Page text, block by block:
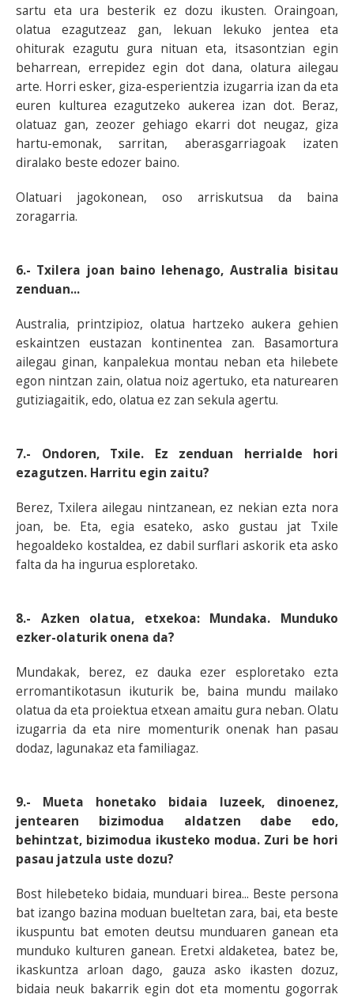
sartu eta ura besterik ez dozu ikusten. Oraingoan,
olatua ezagutzeaz gan, lekuan lekuko jentea eta
ohiturak ezagutu gura nituan eta, itsasontzian egin
beharrean, errepidez egin dot dana, olatura ailegau
arte. Horri esker, giza-esperientzia izugarria izan da eta
euren kulturea ezagutzeko aukerea izan dot. Beraz,
olatuaz gan, zeozer gehiago ekarri dot neugaz, giza
hartu-emonak, sarritan, aberasgarriagoak izaten
diralako beste edozer baino.
Olatuari jagokonean, oso arriskutsua da baina
zoragarria.
6.- Txilera joan baino lehenago, Australia bisitau
zenduan...
Australia, printzipioz, olatua hartzeko aukera gehien
eskaintzen eustazan kontinentea zan. Basamortura
ailegau ginan, kanpalekua montau neban eta hilebete
egon nintzan zain, olatua noiz agertuko, eta naturearen
gutiziagaitik, edo, olatua ez zan sekula agertu.
7.- Ondoren, Txile. Ez zenduan herrialde hori
ezagutzen. Harritu egin zaitu?
Berez, Txilera ailegau nintzanean, ez nekian ezta nora
joan, be. Eta, egia esateko, asko gustau jat Txile
hegoaldeko kostaldea, ez dabil surflari askorik eta asko
falta da ha ingurua esploretako.
8.- Azken olatua, etxekoa: Mundaka. Munduko
ezker-olaturik onena da?
Mundakak, berez, ez dauka ezer esploretako ezta
erromantikotasun ikuturik be, baina mundu mailako
olatua da eta proiektua etxean amaitu gura neban. Olatu
izugarria da eta nire momenturik onenak han pasau
dodaz, lagunakaz eta familiagaz.
9.- Mueta honetako bidaia luzeek, dinoenez,
jentearen bizimodua aldatzen dabe edo,
behintzat, bizimodua ikusteko modua. Zuri be hori
pasau jatzula uste dozu?
Bost hilebeteko bidaia, munduari birea... Beste persona
bat izango bazina moduan bueltetan zara, bai, eta beste
ikuspuntu bat emoten deutsu munduaren ganean eta
munduko kulturen ganean. Eretxi aldaketea, batez be,
ikaskuntza arloan dago, gauza asko ikasten dozuz,
bidaia neuk bakarrik egin dot eta momentu gogorrak